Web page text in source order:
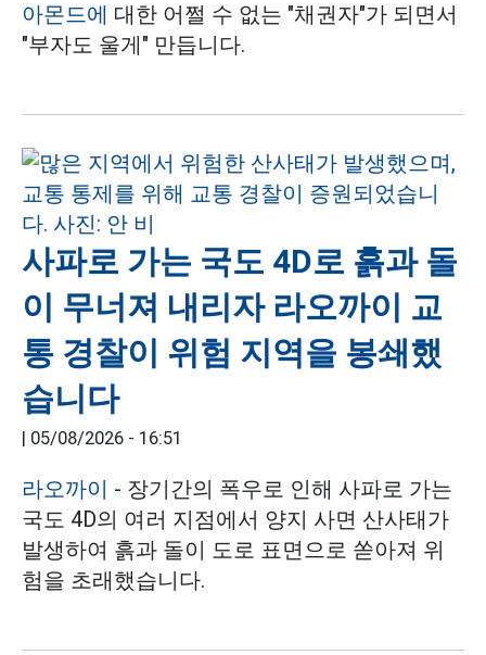
아몬드에 대한 어쩔 수 없는 "채권자"가 되면서
"부자도 울게" 만듭니다.
사파로 가는 국도 4D로 흙과 돌
이 무너져 내리자 라오까이 교
통 경찰이 위험 지역을 봉쇄했
습니다
| 05/08/2026 - 16:51
라오까이 - 장기간의 폭우로 인해 사파로 가는
국도 4D의 여러 지점에서 양지 사면 산사태가
발생하여 흙과 돌이 도로 표면으로 쏟아져 위
험을 초래했습니다.